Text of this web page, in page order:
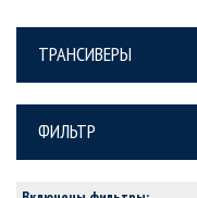
ТРАНСИВЕРЫ
ФИЛЬТР